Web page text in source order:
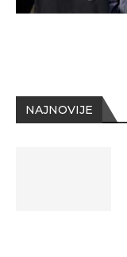
NAJNOVIJE